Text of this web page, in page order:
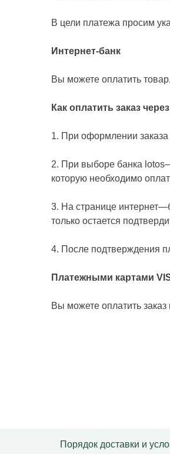
В цели платежа просим
Интернет-банк
Вы можете оплатить
Как оплатить заказ
1. При оформлении
2. При выборе банка lotos
которую необходимо
3. На странице интернет—
только остается
4. После подтверждения
Платежными картами
Вы можете оплатить
Порядок доставки и